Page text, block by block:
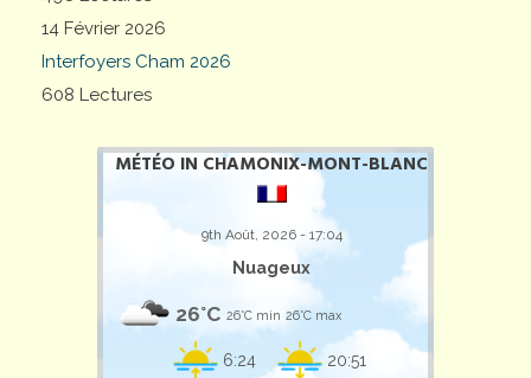
14 Février 2026
Interfoyers Cham 2026
608 Lectures
MÉTÉO IN CHAMONIX-MONT-BLANC
9th Août, 2026 - 17:04
Nuageux
26°C 26°C min 26°C max
6:24 20:51